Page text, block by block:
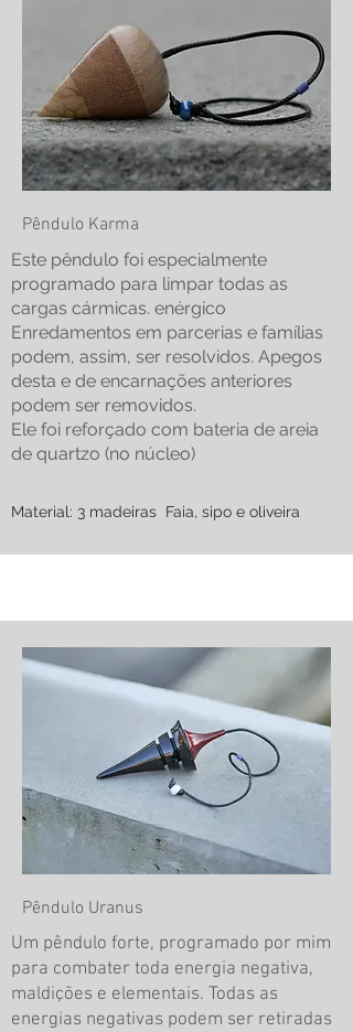
Pêndulo Karma
Este pêndulo foi especialmente
programado para limpar todas as
cargas cármicas. enérgico
Enredamentos em parcerias e famílias
podem, assim, ser resolvidos. Apegos
desta e de encarnações anteriores
podem ser removidos.
Ele foi reforçado com bateria de areia
de quartzo (no núcleo)
Material: 3 madeiras Faia, sipo e oliveira
Pêndulo Uranus
Um pêndulo forte, programado por mim
para combater toda energia negativa,
maldições e elementais. Todas as
energias negativas podem ser retiradas